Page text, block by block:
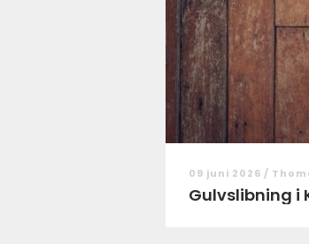
09 juni 2026 /
Gulvslibning i